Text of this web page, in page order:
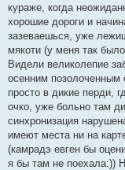
кураже, когда
хорошие дороги и
зазеваешься, уже
мякоти (у меня так
Видели великолепие
осенним
просто в дикие перди,
очко, уже больно там
синхронизация
имеют места ни на
(камрадэ евген бы
я бы там не поехала:))